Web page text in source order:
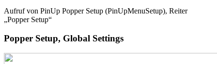
Aufruf von PinUp Popper Setup (PinUpMenuSetup), Reiter
„Popper Setup“
Popper Setup, Global Settings